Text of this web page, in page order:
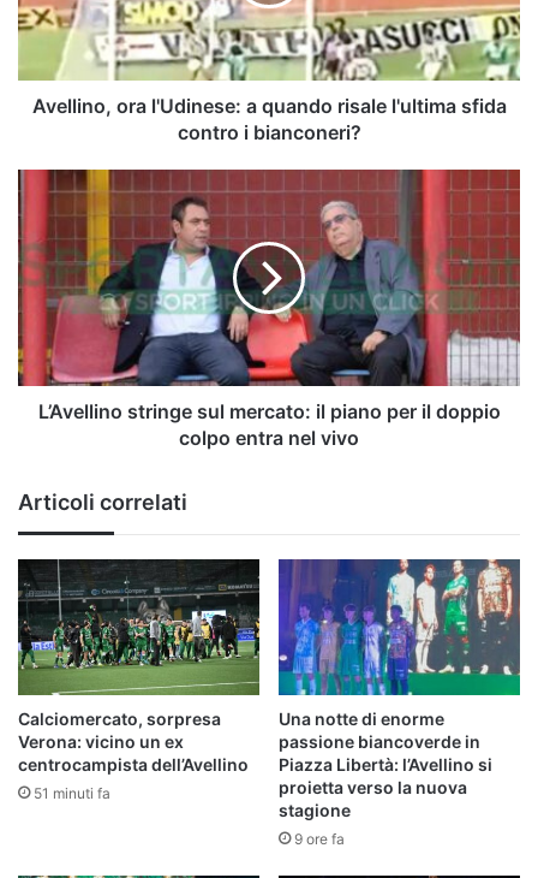
l'ultima
contro
Avellino, ora l'Udinese: a quando risale l'ultima sfida
contro i bianconeri?
L’Avellino
mercato:
il
piano
per
il
doppio
colpoL’Avellino stringe sul mercato: il piano per il doppio
colpo entra nel vivo
Articoli correlati
Calciomercato, sorpresa
Verona: vicino un ex
centrocampista dell’Avellino
51 minuti fa
Una notte di enorme
passione biancoverde in
Piazza Libertà: l’Avellino si
proietta verso la nuova
stagione
9 ore fa